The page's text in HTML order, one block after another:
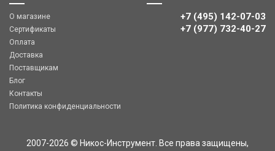
О магазине
Сертификаты
Оплата
Доставка
Поставщикам
Блог
Контакты
Политика конфиденциальности
+7 (495) 142-07-03
‎‎+7 (977) 732-40-27
2007-2026 © Никос-Инструмент. Все права защищены,